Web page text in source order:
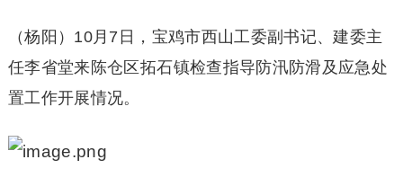
（杨阳）10月7日，宝鸡市西山工委副书记、建委主
任李省堂来陈仓区拓石镇检查指导防汛防滑及应急处
置工作开展情况。